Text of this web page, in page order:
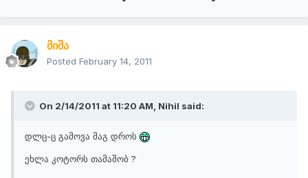
მიშა
Posted February 14, 2011
On 2/14/2011 at 11:20 AM, Nihil said:
დლც-ც გამოვა მაგ დროს
ეხლა კოტორს თამაშობ ?